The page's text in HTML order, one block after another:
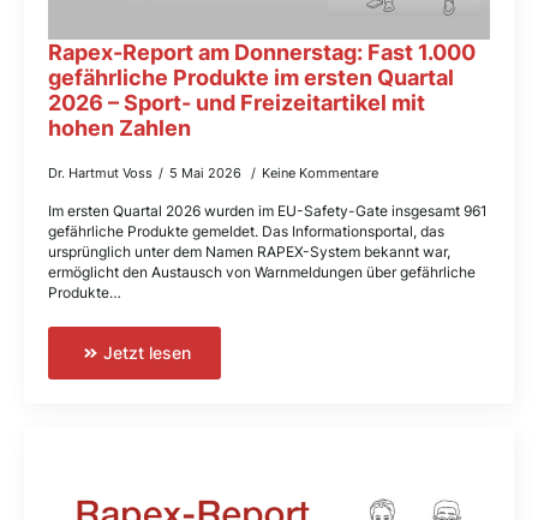
Rapex-Report am Donnerstag: Fast 1.000
gefährliche Produkte im ersten Quartal
2026 – Sport- und Freizeitartikel mit
hohen Zahlen
Dr. Hartmut Voss 5 Mai 2026 Keine Kommentare
Im ersten Quartal 2026 wurden im EU-Safety-Gate insgesamt 961
gefährliche Produkte gemeldet. Das Informationsportal, das
ursprünglich unter dem Namen RAPEX-System bekannt war,
ermöglicht den Austausch von Warnmeldungen über gefährliche
Produkte…
Jetzt lesen